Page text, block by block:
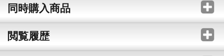
同時購入商品
閲覧履歴